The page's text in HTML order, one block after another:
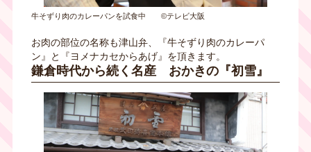
牛そずり肉のカレーパンを試食中 ©テレビ大阪
お肉の部位の名称も津山弁、『牛そずり肉のカレーパ
ン』と『ヨメナカセからあげ』を頂きます。
鎌倉時代から続く名産 おかきの『初雪』